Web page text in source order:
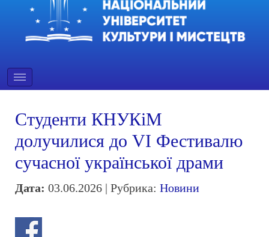
Студенти КНУКіМ
долучилися до VI Фестивалю
сучасної української драми
Дата: 03.06.2026 | Рубрика: Новини